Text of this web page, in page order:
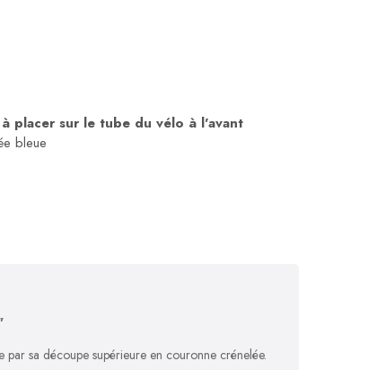
placer sur le tube du vélo à l'avant
bleue
sa découpe supérieure en couronne crénelée.